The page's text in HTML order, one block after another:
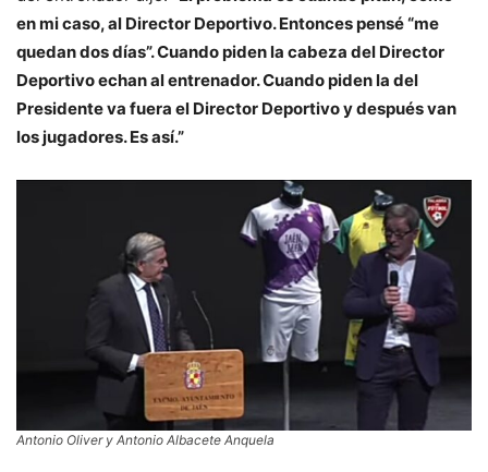
en mi caso, al Director Deportivo. Entonces pensé “me
quedan dos días”. Cuando piden la cabeza del Director
Deportivo echan al entrenador. Cuando piden la del
Presidente va fuera el Director Deportivo y después van
los jugadores. Es así.”
Antonio Oliver y Antonio Albacete Anquela